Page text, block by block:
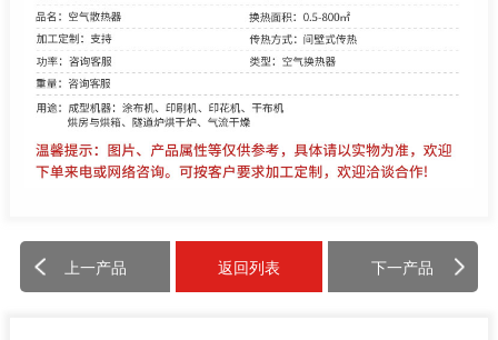
上一产品 返回列表 下一产品